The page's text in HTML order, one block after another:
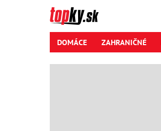
DOMÁCE ZAHRANIČNÉ